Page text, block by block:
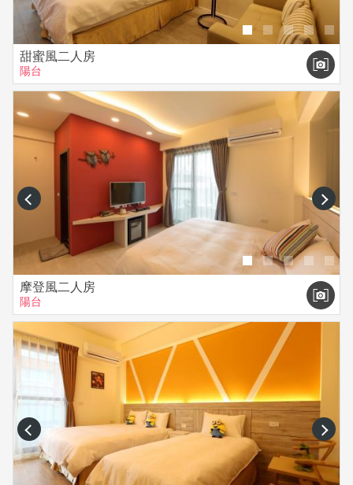
甜蜜風二人房
陽台
prev next
摩登風二人房
陽台
prev next